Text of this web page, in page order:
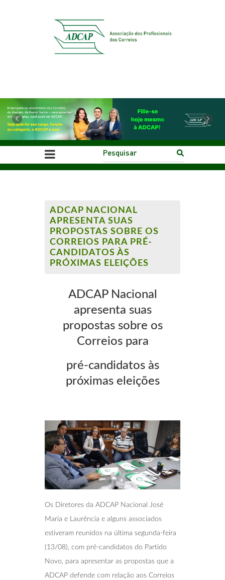
Previous Next
ADCAP NACIONAL
APRESENTA SUAS
PROPOSTAS SOBRE OS
CORREIOS PARA PRÉ-
CANDIDATOS ÀS
PRÓXIMAS ELEIÇÕES
ADCAP Nacional
apresenta suas
propostas sobre os
Correios para
pré-candidatos às
próximas eleições
Os Diretores da ADCAP Nacional José
Maria e Laurência e alguns associados
estiveram reunidos na última segunda-feira
(13/08), com pré-candidatos do Partido
Novo, para apresentar as propostas que a
ADCAP defende com relação aos Correios